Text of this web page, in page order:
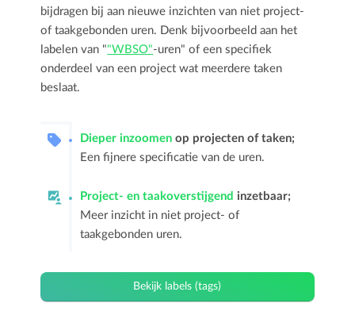
bijdragen bij aan nieuwe inzichten van niet project-
of taakgebonden uren. Denk bijvoorbeeld aan het
labelen van ""WBSO"-uren" of een specifiek
onderdeel van een project wat meerdere taken
beslaat.
Dieper inzoomen op projecten of taken;
Een fijnere specificatie van de uren.
Project- en taakoverstijgend inzetbaar;
Meer inzicht in niet project- of
taakgebonden uren.
Bekijk labels (tags)